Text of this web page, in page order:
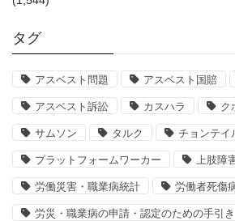
タグ
アスベスト問題 アスベスト国賠
アスベスト訴訟 カスハラ ク
サムソン タルク チョンテイ
プラットフォームワーカー 上肢障
労働災害・職業病統計 労働者死傷
労災・職業病の申請・認定のための手引き